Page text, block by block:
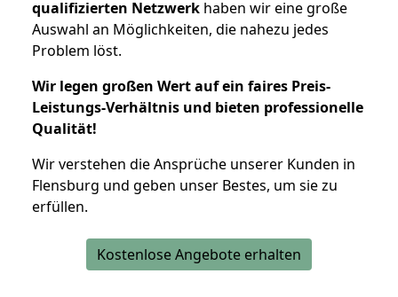
qualifizierten Netzwerk haben wir eine große
Auswahl an Möglichkeiten, die nahezu jedes
Problem löst.
Wir legen großen Wert auf ein faires Preis-
Leistungs-Verhältnis und bieten professionelle
Qualität!
Wir verstehen die Ansprüche unserer Kunden in
Flensburg und geben unser Bestes, um sie zu
erfüllen.
Kostenlose Angebote erhalten